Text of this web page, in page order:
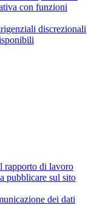
con funzioni
discrezionali
rapporto di lavoro
pubblicare sul sito
dei dati